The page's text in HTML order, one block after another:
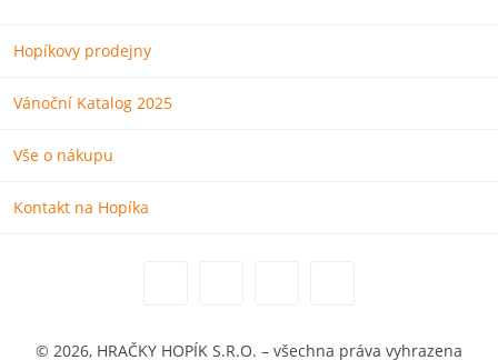
Hopíkovy prodejny
Vánoční Katalog 2025
Vše o nákupu
Kontakt na Hopíka
© 2026, HRAČKY HOPÍK S.R.O. – všechna práva vyhrazena